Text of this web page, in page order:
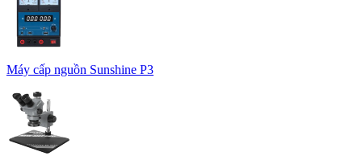
Máy cấp nguồn Sunshine P3